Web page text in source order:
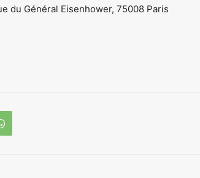
du Général Eisenhower, 75008 Paris